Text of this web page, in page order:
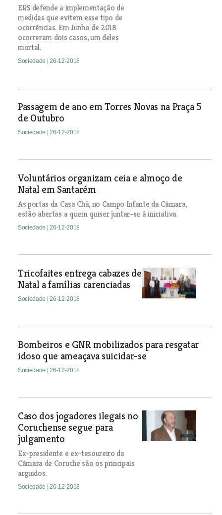
ERS defende a implementação de
medidas que evitem esse tipo de
ocorrências. Em Junho de 2018
ocorreram dois casos, um deles
mortal.
Sociedade | 26-12-2018
Passagem de ano em Torres Novas na Praça 5
de Outubro
Sociedade | 26-12-2018
Voluntários organizam ceia e almoço de
Natal em Santarém
As portas da Casa Chã, no Campo Infante da Câmara,
estão abertas a quem quiser juntar-se à iniciativa.
Sociedade | 26-12-2018
Tricofaites entrega cabazes de
Natal a famílias carenciadas
Sociedade | 26-12-2018
Bombeiros e GNR mobilizados para resgatar
idoso que ameaçava suicidar-se
Sociedade | 26-12-2018
Caso dos jogadores ilegais no
Coruchense segue para
julgamento
Ex-presidente e ex-tesoureiro da
Câmara de Coruche são os principais
arguidos.
Sociedade | 26-12-2018